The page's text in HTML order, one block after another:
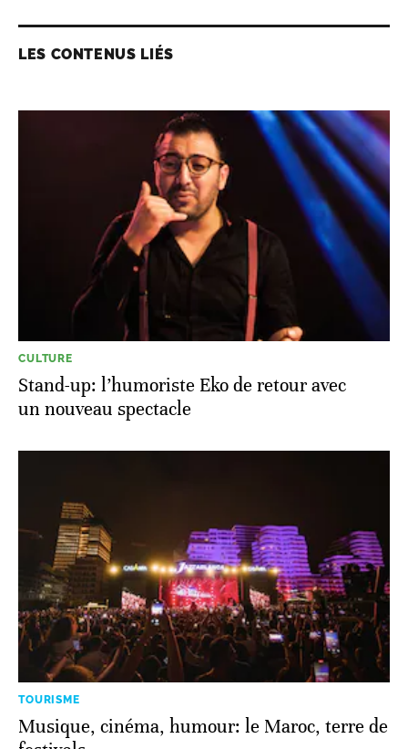
LES CONTENUS LIÉS
CULTURE
Stand-up: l’humoriste Eko de retour avec
un nouveau spectacle
TOURISME
Musique, cinéma, humour: le Maroc, terre de